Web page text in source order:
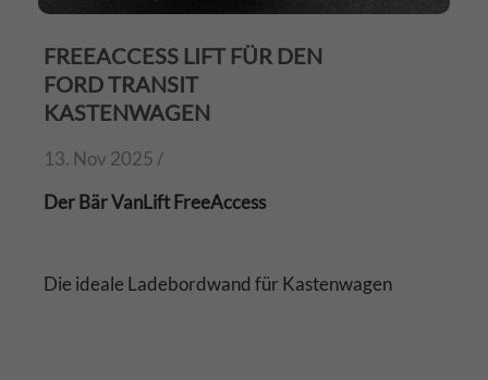
FREEACCESS LIFT FÜR DEN
FORD TRANSIT
KASTENWAGEN
13. Nov 2025 /
Der Bär VanLift FreeAccess
Die ideale Ladebordwand für Kastenwagen